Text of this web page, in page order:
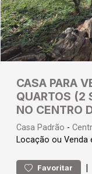
CASA PARA
QUARTOS (2
NO CENTRO
Casa Padrão -
Locação ou Venda
Favoritar |